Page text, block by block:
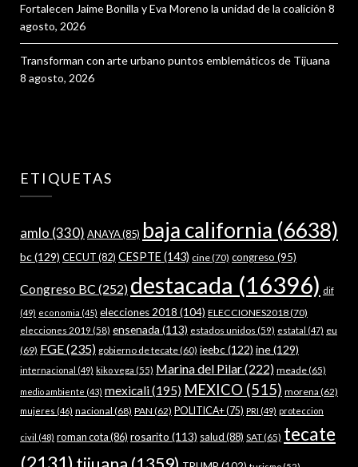
Fortalecen Jaime Bonilla y Eva Moreno la unidad de la coalición 8
agosto, 2026
Transforman con arte urbano puntos emblemáticos de Tijuana
8 agosto, 2026
ETIQUETAS
amlo (330) ANAYA(85) baja california (6638)
bc(129) CECUT(82) CESPTE (143) cine(70) congreso (95)
Congreso BC (252) destacada (16396) dif
(49) economia (45) elecciones 2018 (104) ELECCIONES2018(70)
elecciones 2019 (58) ensenada (113) estados unidos (59) estatal (47) eu
(69) FGE(235) gobierno de tecate(60) ieebc(122) ine(129)
internacional (49) kiko vega (55) Marina del Pilar(222) meade(65)
medio ambiente (43) mexicali(195) MEXICO (515) morena (62)
mujeres (46) nacional (68) PAN (62) POLITICA+(75) PRI (49) proteccion
civil (48) roman cota(86) rosarito (113) salud(88) SAT(65) tecate